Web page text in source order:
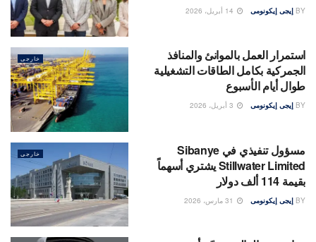
BY إيجى إيكونومى
خارجى
استمرار العمل بالموانئ والمنافذ
الجمركية بكامل الطاقات التشغيلية
طوال أيام الأسبوع
BY إيجى إيكونومى
خارجى
مسؤول تنفيذي في Sibanye
Stillwater Limited يشتري أسهماً
بقيمة 114 ألف دولار
BY إيجى إيكونومى